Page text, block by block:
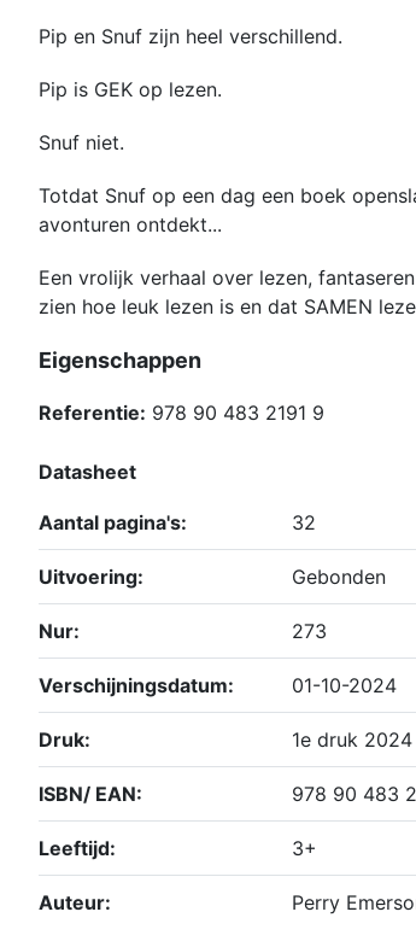
Pip en Snuf zijn heel verschillend.
Pip is GEK op lezen.
Snuf niet.
Totdat Snuf op een dag een boek
avonturen ontdekt...
Een vrolijk verhaal over lezen,
zien hoe leuk lezen is en dat SAMEN
Eigenschappen
Referentie: 978 90 483 2191 9
Datasheet
Aantal pagina's: 32
Uitvoering: Gebonden
Nur: 273
Verschijningsdatum: 01-10-2024
Druk: 1e druk 2024
ISBN/ EAN: 978 90 483
Leeftijd: 3+
Auteur: Perry